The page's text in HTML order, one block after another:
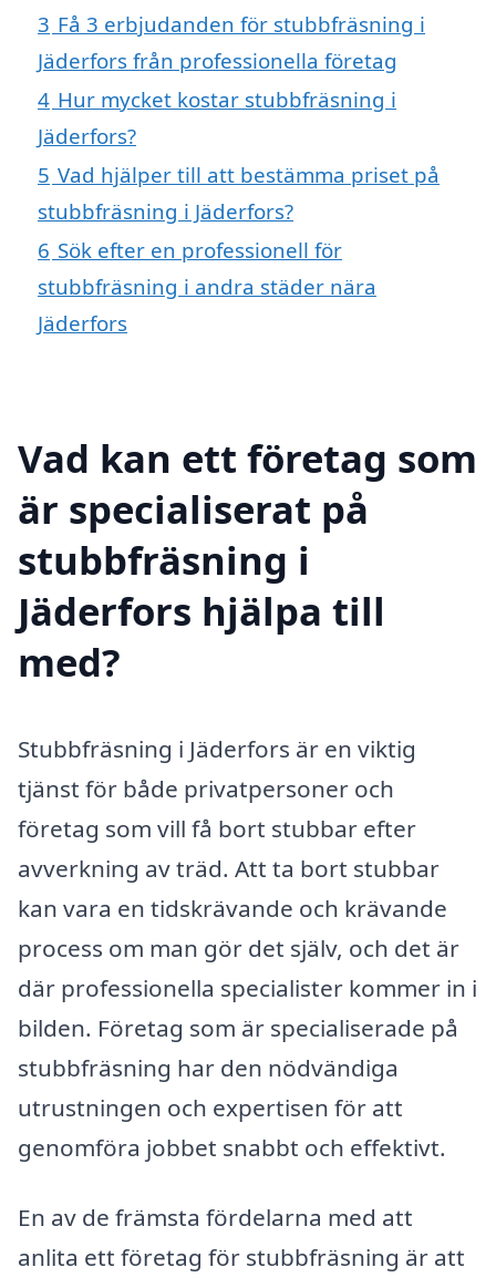
3 Få 3 erbjudanden för stubbfräsning i
Jäderfors från professionella företag
4 Hur mycket kostar stubbfräsning i
Jäderfors?
5 Vad hjälper till att bestämma priset på
stubbfräsning i Jäderfors?
6 Sök efter en professionell för
stubbfräsning i andra städer nära
Jäderfors
Vad kan ett företag som
är specialiserat på
stubbfräsning i
Jäderfors hjälpa till
med?
Stubbfräsning i Jäderfors är en viktig
tjänst för både privatpersoner och
företag som vill få bort stubbar efter
avverkning av träd. Att ta bort stubbar
kan vara en tidskrävande och krävande
process om man gör det själv, och det är
där professionella specialister kommer in i
bilden. Företag som är specialiserade på
stubbfräsning har den nödvändiga
utrustningen och expertisen för att
genomföra jobbet snabbt och effektivt.
En av de främsta fördelarna med att
anlita ett företag för stubbfräsning är att